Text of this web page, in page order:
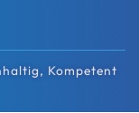
Kompetent